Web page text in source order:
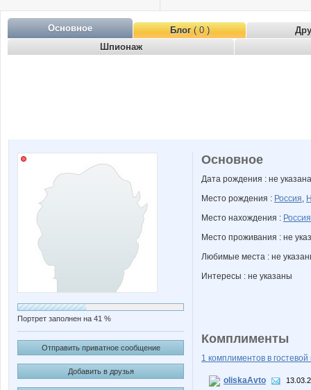
Основное Блог( 0 )
Шпионаж
Портрет заполнен на 41 %
Отправить приватное сообщение
Добавить в друзья
Основное
Дата рождения : не указана
Место рождения : Россия,
Место нахождения : Россия
Место проживания : не
Любимые места : не
Интересы : не указаны
Комплименты
1 комплиментов в гостевой
oliskaAvto